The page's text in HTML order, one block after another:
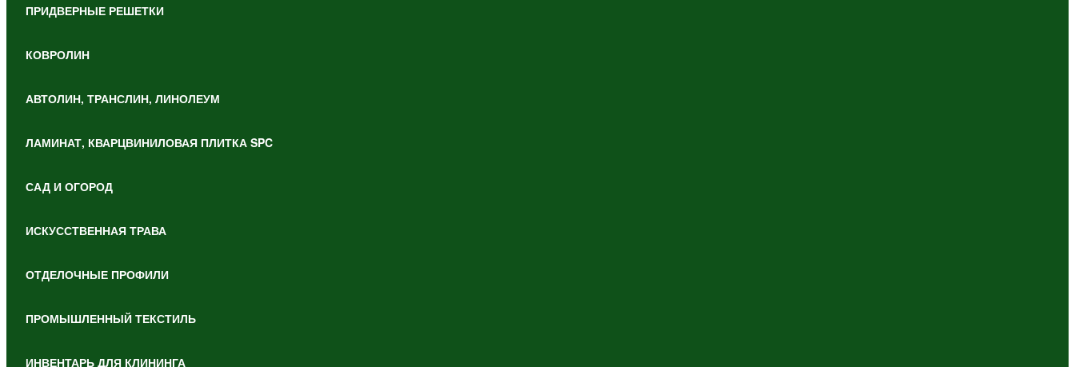
ПРИДВЕРНЫЕ РЕШЕТКИ
КОВРОЛИН
АВТОЛИН, ТРАНСЛИН, ЛИНОЛЕУМ
ЛАМИНАТ, КВАРЦВИНИЛОВАЯ ПЛИТКА SPC
САД И ОГОРОД
ИСКУССТВЕННАЯ ТРАВА
ОТДЕЛОЧНЫЕ ПРОФИЛИ
ПРОМЫШЛЕННЫЙ ТЕКСТИЛЬ
ИНВЕНТАРЬ ДЛЯ КЛИНИНГА